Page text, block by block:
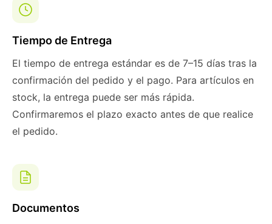
Tiempo de Entrega
El tiempo de entrega estándar es de 7–15 días tras la
confirmación del pedido y el pago. Para artículos en
stock, la entrega puede ser más rápida.
Confirmaremos el plazo exacto antes de que realice
el pedido.
Documentos